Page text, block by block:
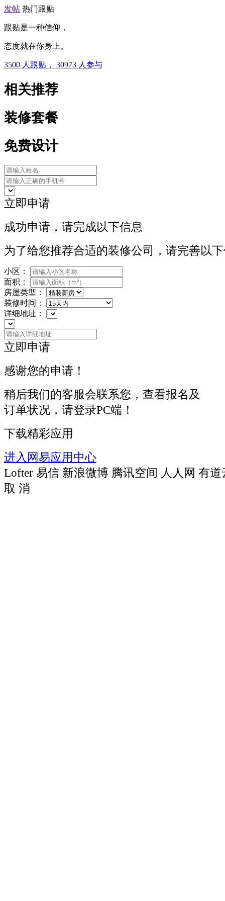
发帖 热门跟贴
跟贴是一种信仰，
态度就在你身上。
3500 人跟贴， 30973 人参与
相关推荐
装修套餐
免费设计
立即申请
成功申请，请完成以下信息
为了给您推荐合适的装修公司，请完善以
小区：
面积：
房屋类型：
装修时间：
详细地址：
立即申请
感谢您的申请！
稍后我们的客服会联系您，查看报名及
订单状况，请登录PC端！
下载精彩应用
进入网易应用中心
Lofter 易信 新浪微博 腾讯空间 人人网 有道
取 消